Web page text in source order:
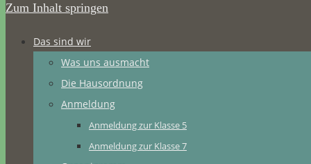
Zum Inhalt springen
Das sind wir
Was uns ausmacht
Die Hausordnung
Anmeldung
Anmeldung zur Klasse 5
Anmeldung zur Klasse 7